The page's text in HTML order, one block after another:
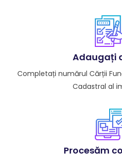
Adaugați
Completați numărul Cărții
Cadastral al
Procesăm